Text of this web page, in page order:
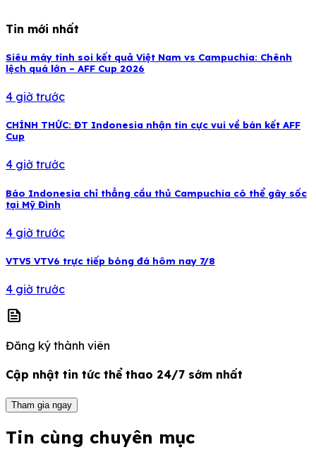
Tin mới nhất
Siêu máy tính soi kết quả Việt Nam vs Campuchia: Chênh
lệch quá lớn – AFF Cup 2026
4 giờ trước
CHÍNH THỨC: ĐT Indonesia nhận tin cực vui về bán kết AFF
Cup
4 giờ trước
Báo Indonesia chỉ thẳng cầu thủ Campuchia có thể gây sốc
tại Mỹ Đình
4 giờ trước
VTV5 VTV6 trực tiếp bóng đá hôm nay 7/8
4 giờ trước
news
Đăng ký thành viên
Cập nhật tin tức thể thao 24/7 sớm nhất
Tham gia ngay
Tin cùng chuyên mục